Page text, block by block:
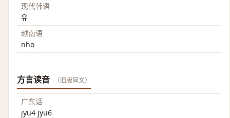
现代韩语
유
越南语
nhọ
方言读音 （旧版简文）
广东话
jyu4 jyu6